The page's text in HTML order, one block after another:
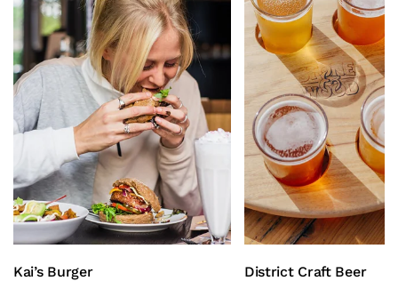
Kai’s Burger District Craft Beer